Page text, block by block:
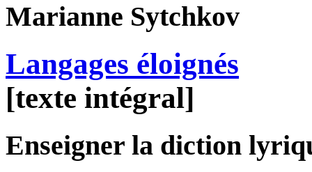
Marianne Sytchkov
Langages éloignés
[texte intégral]
Enseigner la diction